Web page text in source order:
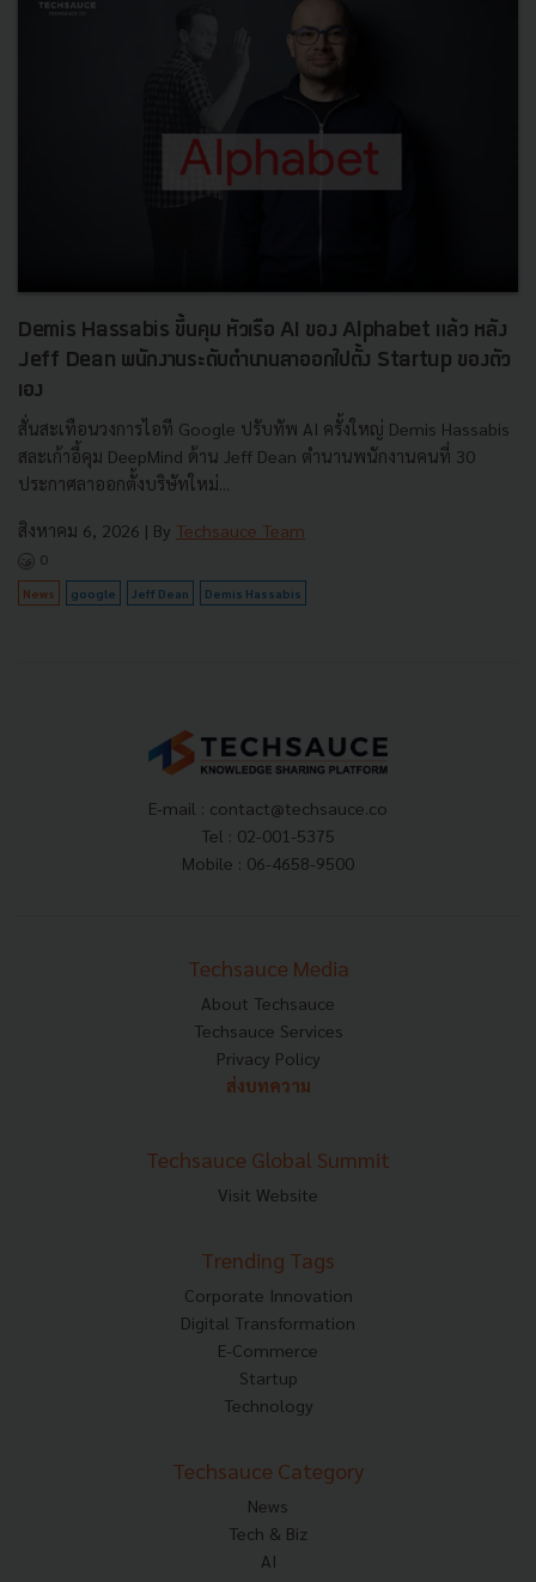
Demis Hassabis ขึ้นคุม หัวเรือ AI ของ Alphabet แล้ว หลัง
Jeff Dean พนักงานระดับตำนานลาออกไปตั้ง Startup ของตัว
เอง
สั่นสะเทือนวงการไอที Google ปรับทัพ AI ครั้งใหญ่ Demis Hassabis
สละเก้าอี้คุม DeepMind ด้าน Jeff Dean ตำนานพนักงานคนที่ 30
ประกาศลาออกตั้งบริษัทใหม่...
สิงหาคม 6, 2026 | By Techsauce Team
0
News google Jeff Dean Demis Hassabis
E-mail : contact@techsauce.co
Tel : 02-001-5375
Mobile : 06-4658-9500
Techsauce Media
About Techsauce
Techsauce Services
Privacy Policy
ส่งบทความ
Techsauce Global Summit
Visit Website
Trending Tags
Corporate Innovation
Digital Transformation
E-Commerce
Startup
Technology
Techsauce Category
News
Tech & Biz
AI